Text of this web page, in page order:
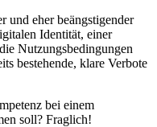
und eher beängstigender
Identität, einer
Nutzungsbedingungen
bestehende, klare Verbote
bei einem
soll? Fraglich!